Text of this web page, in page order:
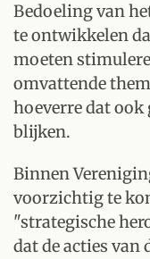
Bedoeling van
te ontwikkelen
moeten
omvattende
hoeverre dat
blijken.
Binnen
voorzichtig te
"strategische
dat de acties van